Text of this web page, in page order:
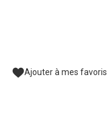
Ajouter à mes favoris